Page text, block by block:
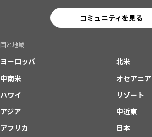
コミュニティを見る
国と地域
ヨーロッパ
北米
中南米
オセアニア
ハワイ
リゾート
アジア
中近東
アフリカ
日本